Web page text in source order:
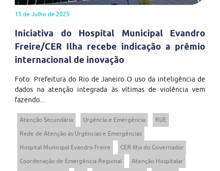
15 de Julho de 2025
Iniciativa do Hospital Municipal Evandro
Freire/CER Ilha recebe indicação a prêmio
internacional de inovação
Foto: Prefeitura do Rio de Janeiro O uso da inteligência de
dados na atenção integrada às vítimas de violência vem
fazendo...
Atenção Secundária Urgência e Emergência
RUE
Rede de Atenção às Urgências e Emergências
Hospital Municipal Evandro Freire
CER Ilha do Governador
Coordenação de Emergência Regional
Atenção Hospitalar